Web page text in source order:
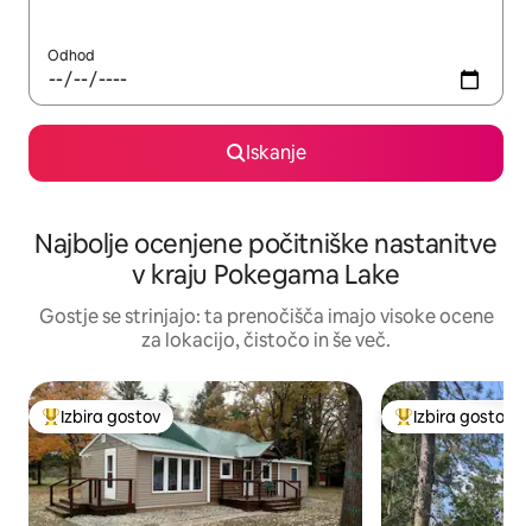
Odhod
Iskanje
Najbolje ocenjene počitniške nastanitve
v kraju Pokegama Lake
Gostje se strinjajo: ta prenočišča imajo visoke ocene
za lokacijo, čistočo in še več.
Najbolj priljubljena prenočišča z značko »Izbira gostov«
Izbira gostov Najbolj
Izbira gostov